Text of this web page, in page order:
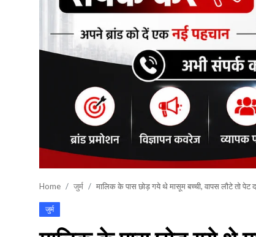
अजब गजब
टेक्नोलॉजी / बिजनेस
वायरल न्यूज़
Home जुर्म मालिक के पास छोड़ गये थे मासूम बच्ची, वापस लौटे तो पेट
जुर्म